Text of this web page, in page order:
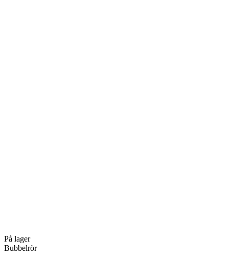
På lager
Bubbelrör